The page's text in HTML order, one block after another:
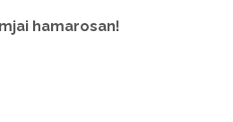
hamarosan!